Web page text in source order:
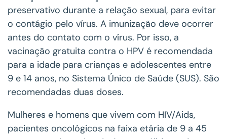
preservativo durante a relação sexual, para evitar
o contágio pelo vírus. A imunização deve ocorrer
antes do contato com o vírus. Por isso, a
vacinação gratuita contra o HPV é recomendada
para a idade para crianças e adolescentes entre
9 e 14 anos, no Sistema Único de Saúde (SUS). São
recomendadas duas doses.
Mulheres e homens que vivem com HIV/Aids,
pacientes oncológicos na faixa etária de 9 a 45